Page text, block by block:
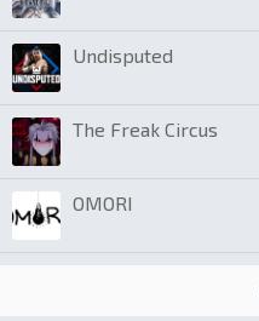
Undisputed
The Freak Circus
OMORI